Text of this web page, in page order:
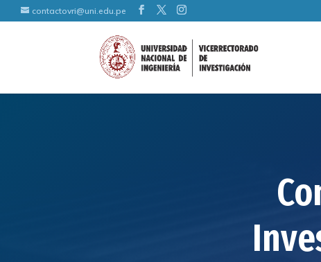
contactovri@uni.edu.pe